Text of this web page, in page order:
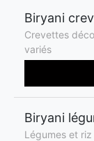
Biryani
Crevettes
variés
Biryani
Légumes et